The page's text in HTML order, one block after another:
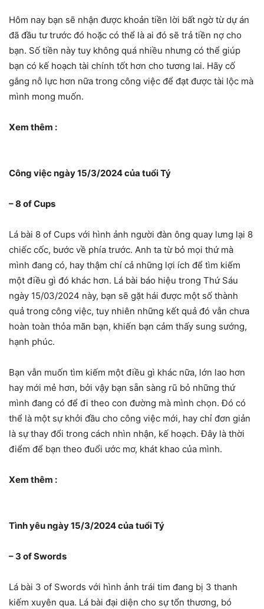
Hôm nay bạn sẽ nhận được khoản tiền lời bất ngờ từ dự án
đã đầu tư trước đó hoặc có thể là ai đó sẽ trả tiền nợ cho
bạn. Số tiền này tuy không quá nhiều nhưng có thể giúp
bạn có kế hoạch tài chính tốt hơn cho tương lai. Hãy cố
gắng nỗ lực hơn nữa trong công việc để đạt được tài lộc mà
mình mong muốn.
Xem thêm :
Công việc ngày 15/3/2024 của tuổi Tý
– 8 of Cups
Lá bài 8 of Cups với hình ảnh người đàn ông quay lưng lại 8
chiếc cốc, bước về phía trước. Anh ta từ bỏ mọi thứ mà
mình đang có, hay thậm chí cả những lợi ích để tìm kiếm
một điều gì đó khác hơn. Lá bài báo hiệu trong Thứ Sáu
ngày 15/03/2024 này, bạn sẽ gặt hái được một số thành
quả trong công việc, tuy nhiên những kết quả đó vẫn chưa
hoàn toàn thỏa mãn bạn, khiến bạn cảm thấy sung sướng,
hạnh phúc.
Bạn vẫn muốn tìm kiếm một điều gì khác nữa, lớn lao hơn
hay mới mẻ hơn, bởi vậy bạn sẵn sàng rũ bỏ những thứ
mình đang có để đi theo con đường mà mình chọn. Đó có
thể là một sự khởi đầu cho công việc mới, hay chỉ đơn giản
là sự thay đổi trong cách nhìn nhận, kế hoạch. Đây là thời
điểm để bạn theo đuổi ước mơ, khát khao của mình.
Xem thêm :
Tình yêu ngày 15/3/2024 của tuổi Tý
– 3 of Swords
Lá bài 3 of Swords với hình ảnh trái tim đang bị 3 thanh
kiếm xuyên qua. Lá bài đại diện cho sự tổn thương, bó